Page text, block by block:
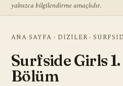
yalnızca bilgilendirme amaçlıdır.
ANA SAYFA › DIZILER ›
Surfside Girls 1.
Bölüm